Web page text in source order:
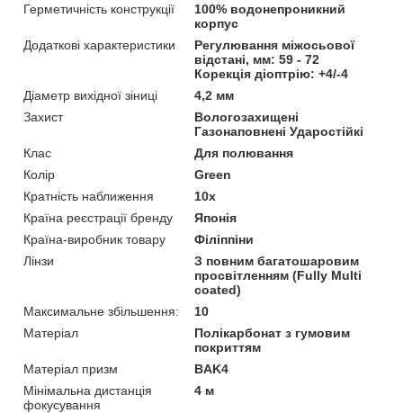
Герметичність конструкції
100% водонепроникний
корпус
Додаткові характеристики
Регулювання міжосьової
відстані, мм: 59 - 72
Корекція діоптрію: +4/-4
Діаметр вихідної зіниці
4,2 мм
Захист
Вологозахищені
Газонаповнені Ударостійкі
Клас
Для полювання
Колір
Green
Кратність наближення
10х
Країна реєстрації бренду
Японія
Країна-виробник товару
Філіппіни
Лінзи
З повним багатошаровим
просвітленням (Fully Multi
coated)
Максимальне збільшення:
10
Матеріал
Полікарбонат з гумовим
покриттям
Матеріал призм
BAK4
Мінімальна дистанція
фокусування
4 м